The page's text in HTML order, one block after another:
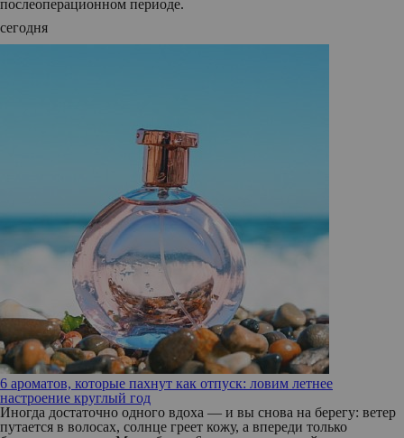
послеоперационном периоде.
сегодня
6 ароматов, которые пахнут как отпуск: ловим летнее
настроение круглый год
Иногда достаточно одного вдоха — и вы снова на берегу: ветер
путается в волосах, солнце греет кожу, а впереди только